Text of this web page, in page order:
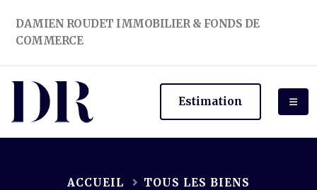
DAMIEN ROUDET IMMOBILIER & FONDS DE
COMMERCE
Estimation
ACCUEIL TOUS LES BIENS